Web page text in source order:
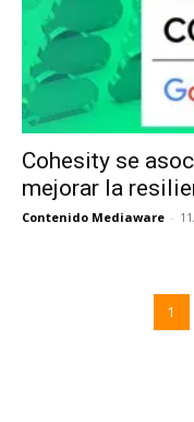
Cohesity se
mejorar la
Contenido Mediaware -
1